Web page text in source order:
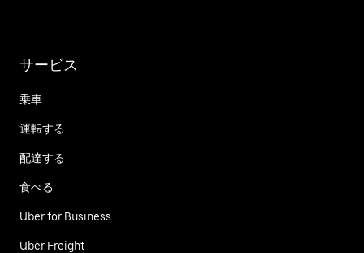
サービス
乗車
運転する
配達する
食べる
Uber for Business
Uber Freight